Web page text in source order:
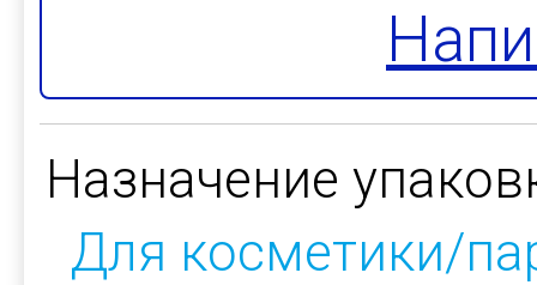
Назначение
Для косметики/